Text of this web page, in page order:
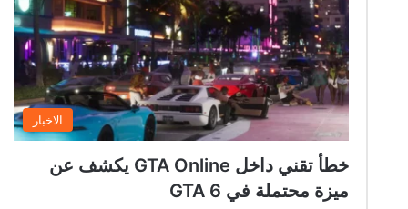
الاخبار
خطأ تقني داخل GTA Online يكشف عن
ميزة محتملة في GTA 6